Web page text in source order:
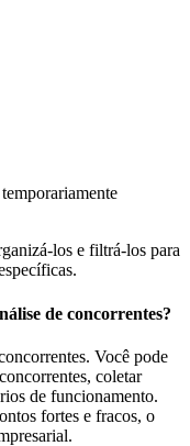
los e filtrá-los para
de concorrentes?
Você pode
coletar
de funcionamento.
fortes e fracos, o